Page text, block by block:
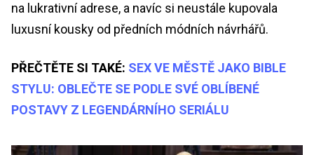
na lukrativní adrese, a navíc si neustále kupovala
luxusní kousky od předních módních návrhářů.
PŘEČTĚTE SI TAKÉ: SEX VE MĚSTĚ JAKO BIBLE
STYLU: OBLEČTE SE PODLE SVÉ OBLÍBENÉ
POSTAVY Z LEGENDÁRNÍHO SERIÁLU